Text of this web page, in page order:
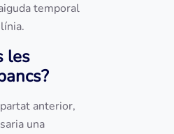
temporal
les
anterior,
una